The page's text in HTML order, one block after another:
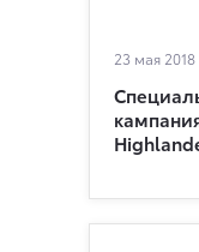
23 мая 2018